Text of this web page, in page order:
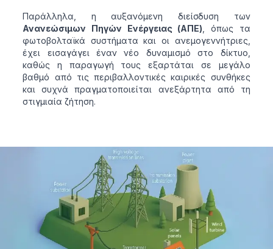
Παράλληλα, η αυξανόμενη διείσδυση των
Ανανεώσιμων Πηγών Ενέργειας (ΑΠΕ) , όπως τα
φωτοβολταϊκά συστήματα και οι ανεμογεννήτριες,
έχει εισαγάγει έναν νέο δυναμισμό στο δίκτυο,
καθώς η παραγωγή τους εξαρτάται σε μεγάλο
βαθμό από τις περιβαλλοντικές καιρικές συνθήκες
και συχνά πραγματοποιείται ανεξάρτητα από τη
στιγμιαία ζήτηση.